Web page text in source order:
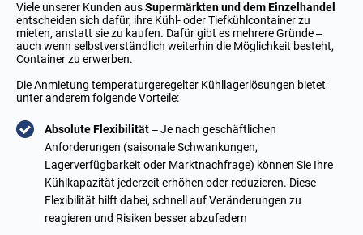
Viele unserer Kunden ausSupermärkten und dem Einzelhandel
entscheiden sich dafür, ihre Kühl- oder Tiefkühlcontainer zu
mieten, anstatt sie zu kaufen. Dafür gibt es mehrere Gründe –
auch wenn selbstverständlich weiterhin die Möglichkeit besteht,
Container zu erwerben.
Die Anmietung temperaturgeregelter Kühllagerlösungen bietet
unter anderem folgende Vorteile:
Absolute Flexibilität– Je nach geschäftlichen
Anforderungen (saisonale Schwankungen,
Lagerverfügbarkeit oder Marktnachfrage) können Sie Ihre
Kühlkapazität jederzeit erhöhen oder reduzieren. Diese
Flexibilität hilft dabei, schnell auf Veränderungen zu
reagieren und Risiken besser abzufedern